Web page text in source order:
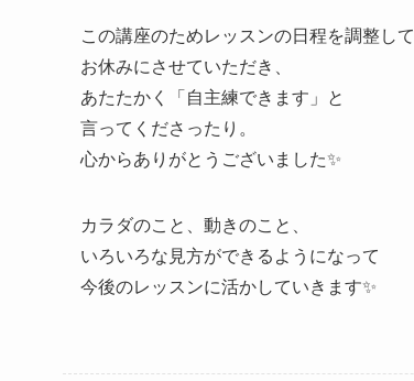
この講座のためレッスンの日程を調整し
お休みにさせていただき、
あたたかく「自主練できます」と
言ってくださったり。
心からありがとうございました✨
カラダのこと、動きのこと、
いろいろな見方ができるようになって
今後のレッスンに活かしていきます✨